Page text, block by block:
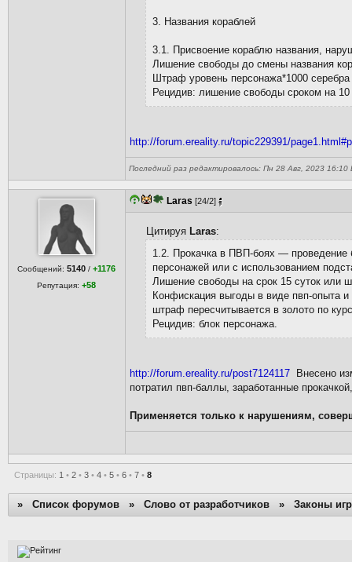
3. Названия кораблей
3.1. Присвоение кораблю названия,
Лишение свободы до смены названия
Штраф уровень персонажа*1000
Рецидив: лишение свободы сроком на
http://forum.ereality.ru/topic229391/
Последний раз редактировалось: Пн 28 Авг, 2023 16:10
Сообщений:5140 /+1176
Репутация:+58
Laras [24/2]
Цитируя Laras:
1.2. Прокачка в ПВП-боях — проведение
персонажей или с использованием
Лишение свободы на срок 15 суток или
Конфискация выгоды в виде пвп-опыта
штраф пересчитывается в золото по
Рецидив: блок персонажа.
http://forum.ereality.ru/post7124117 Внесено
потратил пвп-баллы, заработанные
Применяется только к нарушениям,
Страницы: 1 • 2 • 3 • 4 • 5 • 6 • 7 • 8
» Список форумов » Слово от разработчиков » Законы